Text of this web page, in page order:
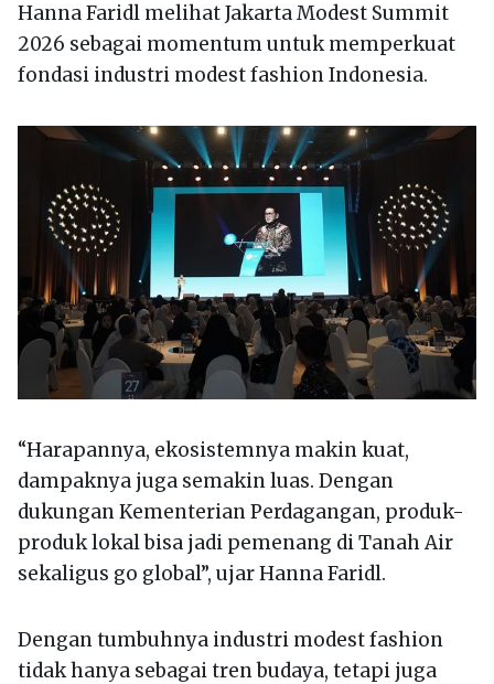
Hanna Faridl melihat Jakarta Modest Summit
2026 sebagai momentum untuk memperkuat
fondasi industri modest fashion Indonesia.
“Harapannya, ekosistemnya makin kuat,
dampaknya juga semakin luas. Dengan
dukungan Kementerian Perdagangan, produk-
produk lokal bisa jadi pemenang di Tanah Air
sekaligus go global”, ujar Hanna Faridl.
Dengan tumbuhnya industri modest fashion
tidak hanya sebagai tren budaya, tetapi juga